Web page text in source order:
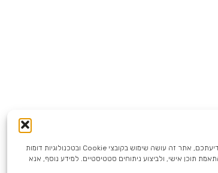
אנו מכבדים את פרטיותכם - לידיעתכם, אתר זה עושה שימוש בקובצי Cookie ובטכנולוגיות דומות
תוכן אישי, ולביצוע ניתוחים סטטיסטיים. למידע נוסף, אנא